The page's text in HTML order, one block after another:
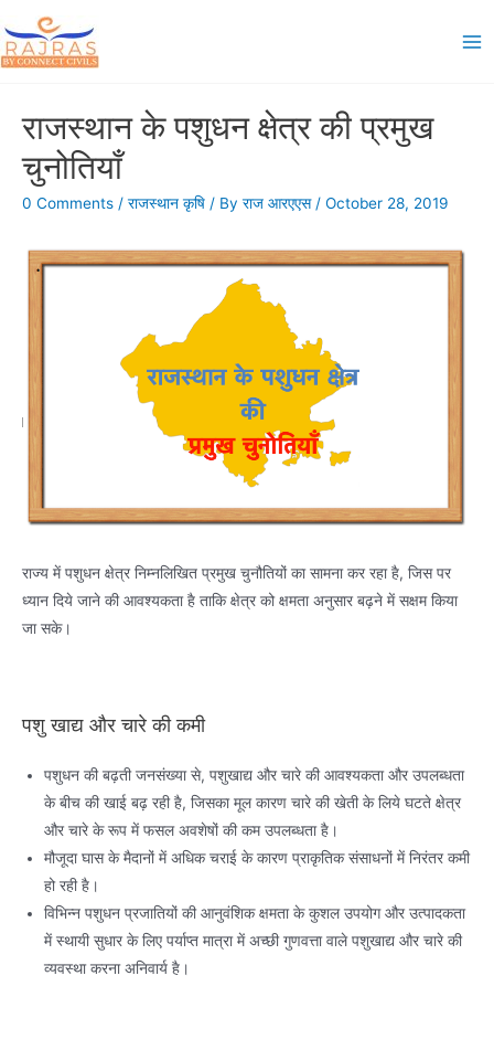
to
content
राजस्थान के पशुधन क्षेत्र की प्रमुख
चुनोतियाँ
0 Comments / राजस्थान कृषि / By राज आरएएस / October 28, 2019
राज्य में पशुधन क्षेत्र निम्नलिखित प्रमुख चुनौतियों का सामना कर रहा है, जिस पर
ध्यान दिये जाने की आवश्यकता है ताकि क्षेत्र को क्षमता अनुसार बढ़ने में सक्षम किया
जा सके।
पशु खाद्य और चारे की कमी
पशुधन की बढ़ती जनसंख्या से, पशुखाद्य और चारे की आवश्यकता और उपलब्धता
के बीच की खाई बढ़ रही है, जिसका मूल कारण चारे की खेती के लिये घटते क्षेत्र
और चारे के रूप में फसल अवशेषों की कम उपलब्धता है।
मौजूदा घास के मैदानों में अधिक चराई के कारण प्राकृतिक संसाधनों में निरंतर कमी
हो रही है।
विभिन्न पशुधन प्रजातियों की आनुवंशिक क्षमता के कुशल उपयोग और उत्पादकता
में स्थायी सुधार के लिए पर्याप्त मात्रा में अच्छी गुणवत्ता वाले पशुखाद्य और चारे की
व्यवस्था करना अनिवार्य है।